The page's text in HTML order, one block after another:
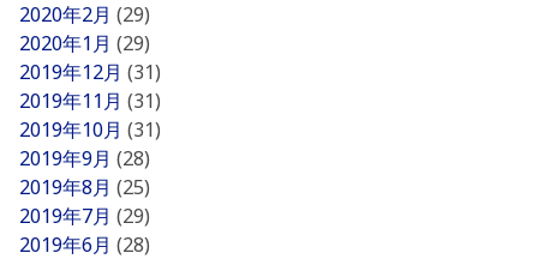
2020年2月 (29)
2020年1月 (29)
2019年12月 (31)
2019年11月 (31)
2019年10月 (31)
2019年9月 (28)
2019年8月 (25)
2019年7月 (29)
2019年6月 (28)